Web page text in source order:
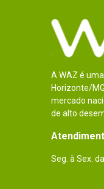
A WAZ é
Horizonte/
mercado
de alto
Seg. à Sex.